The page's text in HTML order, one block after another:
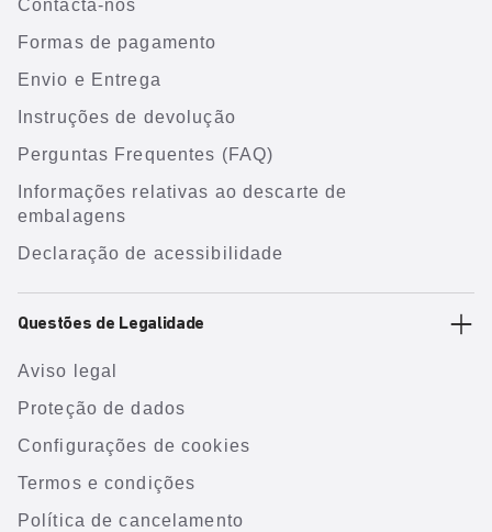
Contacta-nos
Formas de pagamento
Envio e Entrega
Instruções de devolução
Perguntas Frequentes (FAQ)
Informações relativas ao descarte de
embalagens
Declaração de acessibilidade
Questões de Legalidade
Aviso legal
Proteção de dados
Configurações de cookies
Termos e condições
Política de cancelamento